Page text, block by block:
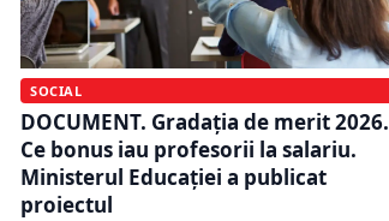
SOCIAL
DOCUMENT. Gradația de merit 2026.
Ce bonus iau profesorii la salariu.
Ministerul Educației a publicat
proiectul